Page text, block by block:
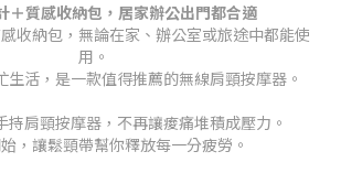
＋質感收納包，居家辦公出門都合適
收納包，無論在家、辦公室或旅途中都能使
用。
生活，是一款值得推薦的無線肩頸按摩器 。
持肩頸按摩器 ，不再讓痠痛堆積成壓力。
，讓鬆頸帶幫你釋放每一分疲勞。